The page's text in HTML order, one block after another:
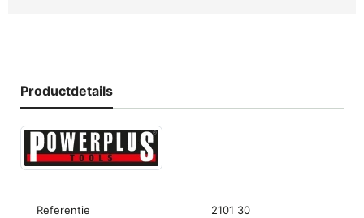
Productdetails
Referentie 2101 30